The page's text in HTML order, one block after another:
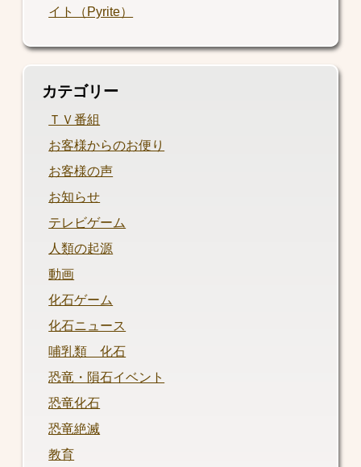
イト（Pyrite）
カテゴリー
ＴＶ番組
お客様からのお便り
お客様の声
お知らせ
テレビゲーム
人類の起源
動画
化石ゲーム
化石ニュース
哺乳類 化石
恐竜・隕石イベント
恐竜化石
恐竜絶滅
教育